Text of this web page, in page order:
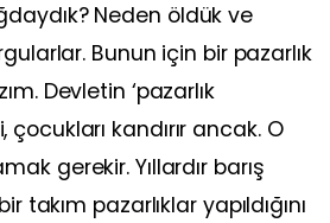
Neden öldük ve
Bunun için bir pazarlık
Devletin ‘pazarlık
çocukları kandırır ancak. O
gerekir. Yıllardır barış
takım pazarlıklar yapıldığını